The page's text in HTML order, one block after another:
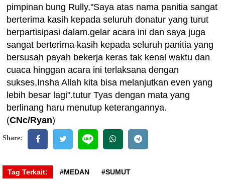
pimpinan bung Rully,"Saya atas nama panitia sangat
berterima kasih kepada seluruh donatur yang turut
berpartisipasi dalam.gelar acara ini dan saya juga
sangat berterima kasih kepada seluruh panitia yang
bersusah payah bekerja keras tak kenal waktu dan
cuaca hinggan acara ini terlaksana dengan
sukses,Insha Allah kita bisa melanjutkan even yang
lebih besar lagi".tutur Tyas dengan mata yang
berlinang haru menutup keterangannya.
(CNc/Ryan)
Share:
Tag Terkait: #MEDAN #SUMUT